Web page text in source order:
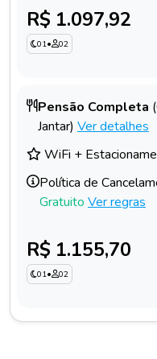
R$ 1.097,92
01• 02
Pensão Completa
Jantar) Ver detalhes
WiFi +
Política de
Gratuito Ver regras
R$ 1.155,70
01• 02